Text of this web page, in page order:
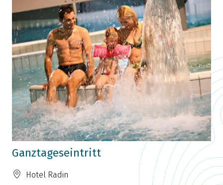
Ganztageseintritt
Hotel Radin